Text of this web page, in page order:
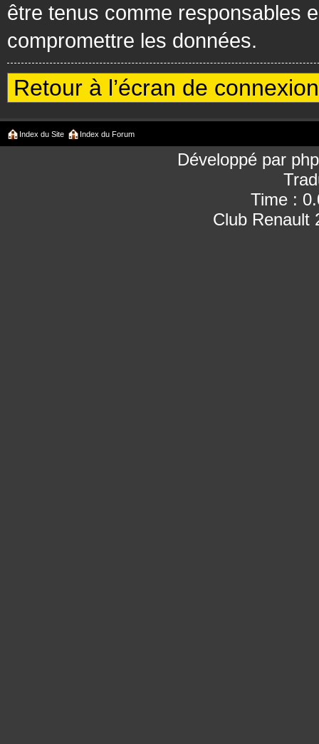
être tenus comme responsables
compromettre les données.
Retour à l’écran de connexion
Index du Site Index du Forum
Développé par
Time :
Club Renault